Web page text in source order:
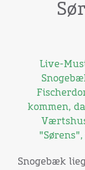
Live-
kommen,
Snogebæk